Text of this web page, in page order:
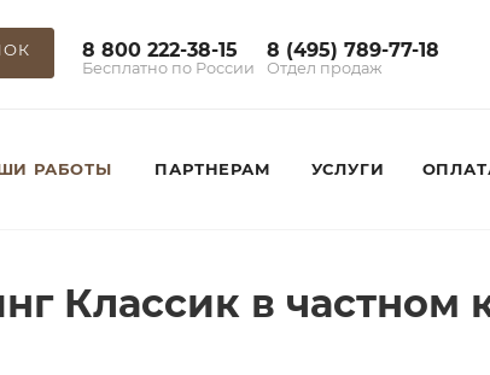
8 800 222-38-15
Бесплатно по России
8 (495) 789-77-18
Отдел продаж
РАБОТЫ ПАРТНЕРАМ УСЛУГИ
Классик в частном